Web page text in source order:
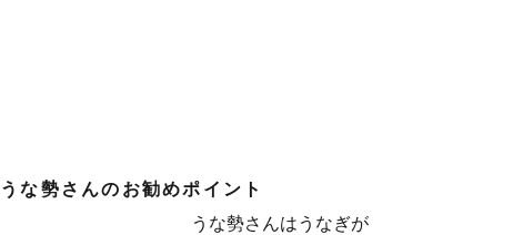
うな勢さんのお勧めポイント
うな勢さんはうなぎが